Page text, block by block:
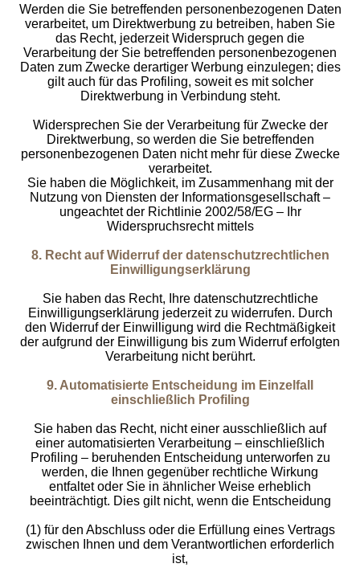
Werden die Sie betreffenden personenbezogenen Daten
verarbeitet, um Direktwerbung zu betreiben, haben Sie
das Recht, jederzeit Widerspruch gegen die
Verarbeitung der Sie betreffenden personenbezogenen
Daten zum Zwecke derartiger Werbung einzulegen; dies
gilt auch für das Profiling, soweit es mit solcher
Direktwerbung in Verbindung steht.
Widersprechen Sie der Verarbeitung für Zwecke der
Direktwerbung, so werden die Sie betreffenden
personenbezogenen Daten nicht mehr für diese Zwecke
verarbeitet.
Sie haben die Möglichkeit, im Zusammenhang mit der
Nutzung von Diensten der Informationsgesellschaft –
ungeachtet der Richtlinie 2002/58/EG – Ihr
Widerspruchsrecht mittels
8. Recht auf Widerruf der datenschutzrechtlichen
Einwilligungserklärung
Sie haben das Recht, Ihre datenschutzrechtliche
Einwilligungserklärung jederzeit zu widerrufen. Durch
den Widerruf der Einwilligung wird die Rechtmäßigkeit
der aufgrund der Einwilligung bis zum Widerruf erfolgten
Verarbeitung nicht berührt.
9. Automatisierte Entscheidung im Einzelfall
einschließlich Profiling
Sie haben das Recht, nicht einer ausschließlich auf
einer automatisierten Verarbeitung – einschließlich
Profiling – beruhenden Entscheidung unterworfen zu
werden, die Ihnen gegenüber rechtliche Wirkung
entfaltet oder Sie in ähnlicher Weise erheblich
beeinträchtigt. Dies gilt nicht, wenn die Entscheidung
(1) für den Abschluss oder die Erfüllung eines Vertrags
zwischen Ihnen und dem Verantwortlichen erforderlich
ist,